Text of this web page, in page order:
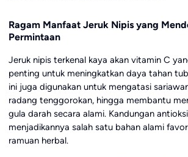
Ragam Manfaat Jeruk Nipis yang
Permintaan
Jeruk nipis terkenal kaya akan vitamin C
penting untuk meningkatkan daya tahan
ini juga digunakan untuk mengatasi
radang tenggorokan, hingga membantu
gula darah secara alami. Kandungan
menjadikannya salah satu bahan alami
ramuan herbal.